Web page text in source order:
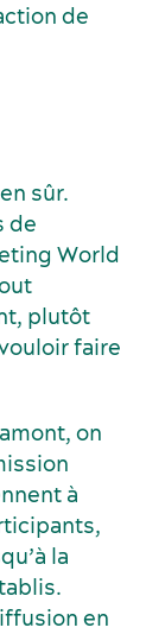
de
sûr.
de
World
plutôt
faire
on
à
la
en